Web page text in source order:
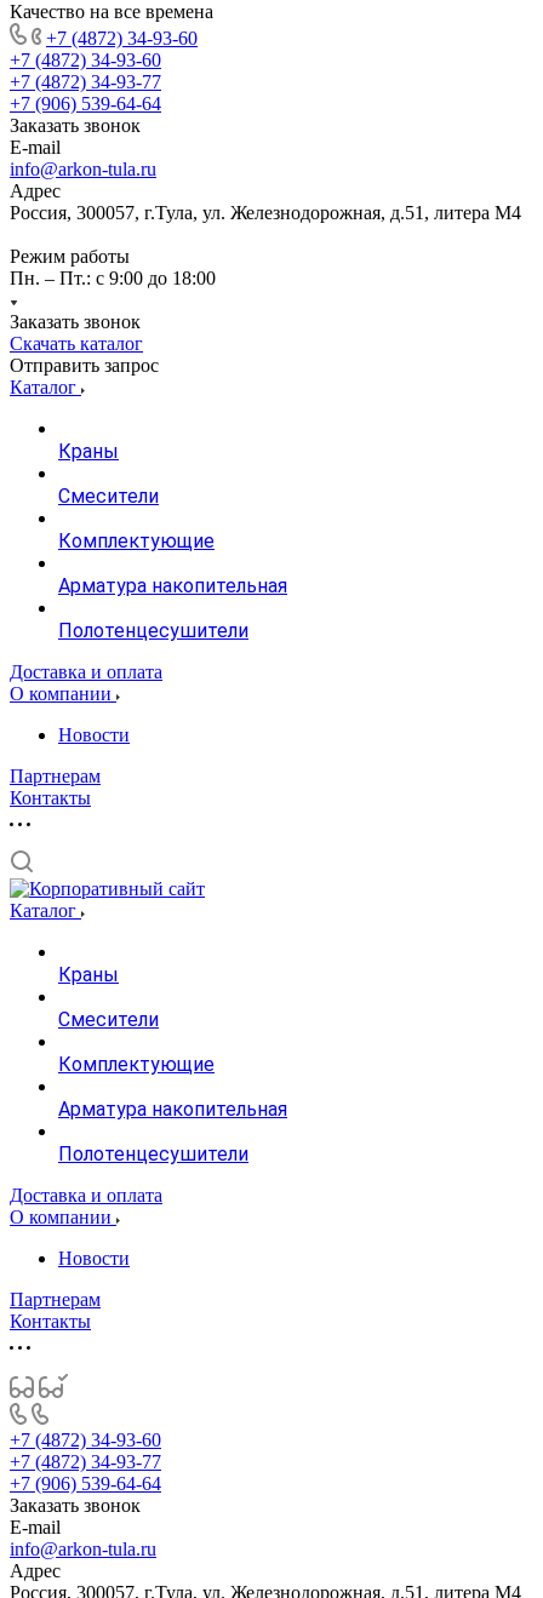
Качество на все времена
+7 (4872) 34-93-60
+7 (4872) 34-93-60
+7 (4872) 34-93-77
+7 (906) 539-64-64
Заказать звонок
E-mail
info@arkon-tula.ru
Адрес
Россия, 300057, г.Тула, ул. Железнодорожная, д.51, литера М4
Режим работы
Пн. – Пт.: с 9:00 до 18:00
Заказать звонок
Скачать каталог
Отправить запрос
Каталог
Краны
Смесители
Комплектующие
Арматура накопительная
Полотенцесушители
Доставка и оплата
О компании
Новости
Партнерам
Контакты
Каталог
Краны
Смесители
Комплектующие
Арматура накопительная
Полотенцесушители
Доставка и оплата
О компании
Новости
Партнерам
Контакты
+7 (4872) 34-93-60
+7 (4872) 34-93-77
+7 (906) 539-64-64
Заказать звонок
E-mail
info@arkon-tula.ru
Адрес
Россия, 300057, г.Тула, ул. Железнодорожная, д.51, литера М4